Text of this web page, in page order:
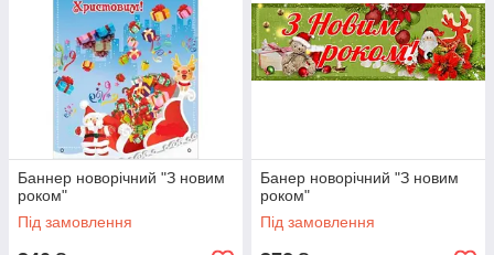
Баннер новорічний "З новим
роком"
Під замовлення
Банер новорічний "З новим
роком"
Під замовлення